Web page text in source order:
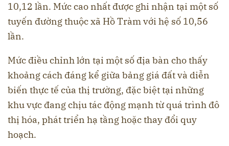
10,12 lần. Mức cao nhất được ghi nhận tại một số
tuyến đường thuộc xã Hồ Tràm với hệ số 10,56
lần.
Mức điều chỉnh lớn tại một số địa bàn cho thấy
khoảng cách đáng kể giữa bảng giá đất và diễn
biến thực tế của thị trường, đặc biệt tại những
khu vực đang chịu tác động mạnh từ quá trình đô
thị hóa, phát triển hạ tầng hoặc thay đổi quy
hoạch.